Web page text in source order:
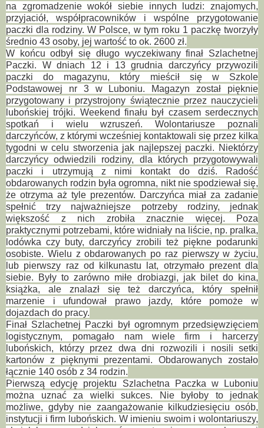
na zgromadzenie wokół siebie innych ludzi: znajomych,
przyjaciół, współpracowników i wspólne przygotowanie
paczki dla rodziny. W Polsce, w tym roku 1 paczkę tworzyły
średnio 43 osoby, jej wartość to ok. 2600 zł.
W końcu odbył się długo wyczekiwany finał Szlachetnej
Paczki. W dniach 12 i 13 grudnia darczyńcy przywozili
paczki do magazynu, który mieścił się w Szkole
Podstawowej nr 3 w Luboniu. Magazyn został pięknie
przygotowany i przystrojony świątecznie przez nauczycieli
lubońskiej trójki. Weekend finału był czasem serdecznych
spotkań i wielu wzruszeń. Wolontariusze poznali
darczyńców, z którymi wcześniej kontaktowali się przez kilka
tygodni w celu stworzenia jak najlepszej paczki. Niektórzy
darczyńcy odwiedzili rodziny, dla których przygotowywali
paczki i utrzymują z nimi kontakt do dziś. Radość
obdarowanych rodzin była ogromna, nikt nie spodziewał się,
że otrzyma aż tyle prezentów. Darczyńca miał za zadanie
spełnić trzy najważniejsze potrzeby rodziny, jednak
większość z nich zrobiła znacznie więcej. Poza
praktycznymi potrzebami, które widniały na liście, np. pralka,
lodówka czy buty, darczyńcy zrobili też piękne podarunki
osobiste. Wielu z obdarowanych po raz pierwszy w życiu,
lub pierwszy raz od kilkunastu lat, otrzymało prezent dla
siebie. Były to zarówno miłe drobiazgi, jak bilet do kina,
książka, ale znalazł się też darczyńca, który spełnił
marzenie i ufundował prawo jazdy, które pomoże w
dojazdach do pracy.
Finał Szlachetnej Paczki był ogromnym przedsięwzięciem
logistycznym, pomagało nam wiele firm i harcerzy
lubońskich, którzy przez dwa dni rozwozili i nosili setki
kartonów z pięknymi prezentami. Obdarowanych zostało
łącznie 140 osób z 34 rodzin.
Pierwszą edycję projektu Szlachetna Paczka w Luboniu
można uznać za wielki sukces. Nie byłoby to jednak
możliwe, gdyby nie zaangażowanie kilkudziesięciu osób,
instytucji i firm lubońskich. W imieniu swoim i wolontariuszy,